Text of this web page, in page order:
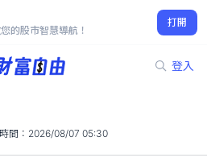
的股市智慧導航！
打開
登入
-2.6%
間： 2026/08/07 05:30